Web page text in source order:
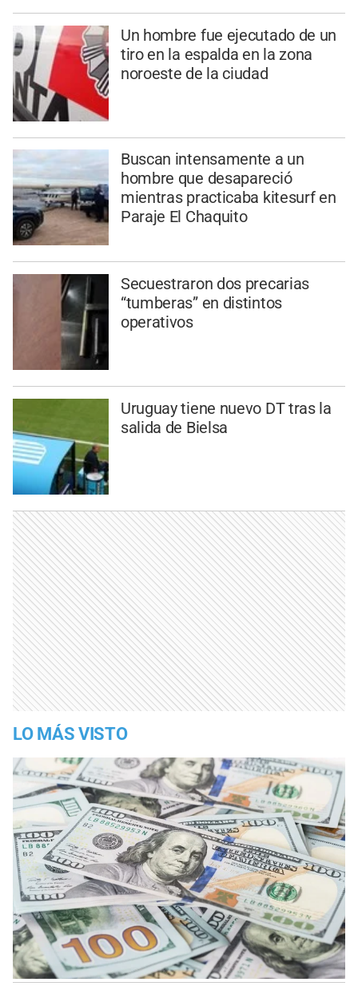
Un hombre fue ejecutado de un
tiro en la espalda en la zona
noroeste de la ciudad
Buscan intensamente a un
hombre que desapareció
mientras practicaba kitesurf en
Paraje El Chaquito
Secuestraron dos precarias
“tumberas” en distintos
operativos
Uruguay tiene nuevo DT tras la
salida de Bielsa
LO MÁS VISTO